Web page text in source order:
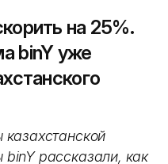
на 25%.
binY уже
binY рассказали, как